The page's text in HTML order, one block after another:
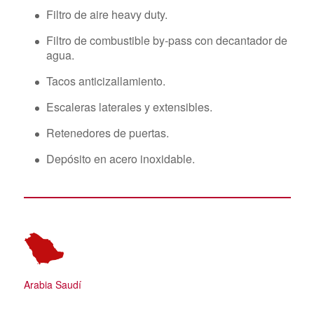
Filtro de aire heavy duty.
Filtro de combustible by-pass con decantador de
agua.
Tacos anticizallamiento.
Escaleras laterales y extensibles.
Retenedores de puertas.
Depósito en acero inoxidable.
Arabia Saudí